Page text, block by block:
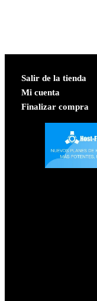
Salir de la tienda
Mi cuenta
Finalizar compra